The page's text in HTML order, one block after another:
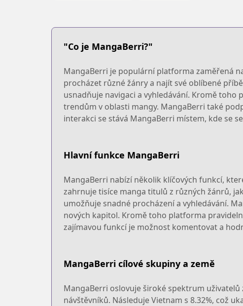
"Co je MangaBerri?"
MangaBerri je populární platforma zaměřená
procházet různé žánry a najít své oblíbené
usnadňuje navigaci a vyhledávání. Kromě
trendům v oblasti mangy. MangaBerri také
interakci se stává MangaBerri místem, kde se
Hlavní funkce MangaBerri
MangaBerri nabízí několik klíčových funkcí,
zahrnuje tisíce manga titulů z různých žánrů,
umožňuje snadné procházení a vyhledávání.
nových kapitol. Kromě toho platforma
zajímavou funkcí je možnost komentovat a
MangaBerri cílové skupiny a země
MangaBerri oslovuje široké spektrum uživatelů
návštěvníků. Následuje Vietnam s 8.32%, což